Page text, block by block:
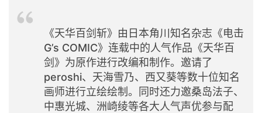
《天华百剑斩》由日本角川知名杂志《电击
G’s COMIC》连载中的人气作品《天华百
剑》为原作进行改编和制作。邀请了
peroshi、天海雪乃、西又葵等数十位知名
画师进行立绘绘制。同时还力邀桑岛法子、
中惠光城、洲崎绫等各大人气声优参与配